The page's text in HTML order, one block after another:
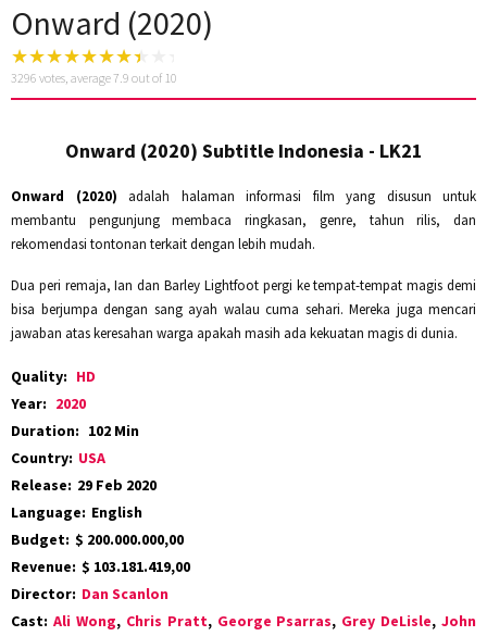
Onward (2020)
3296 votes, average7.9 out of 10
Onward (2020) Subtitle Indonesia - LK21
Onward (2020) adalah halaman informasi film yang disusun untuk
membantu pengunjung membaca ringkasan, genre, tahun rilis, dan
rekomendasi tontonan terkait dengan lebih mudah.
Dua peri remaja, Ian dan Barley Lightfoot pergi ke tempat-tempat magis demi
bisa berjumpa dengan sang ayah walau cuma sehari. Mereka juga mencari
jawaban atas keresahan warga apakah masih ada kekuatan magis di dunia.
Quality: HD
Year: 2020
Duration: 102 Min
Country: USA
Release: 29 Feb 2020
Language: English
Budget: $ 200.000.000,00
Revenue: $ 103.181.419,00
Director: Dan Scanlon
Cast: Ali Wong, Chris Pratt, George Psarras, Grey DeLisle, John